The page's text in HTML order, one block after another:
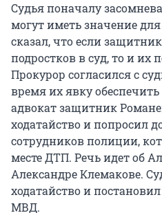
Судья поначалу
могут иметь значение
сказал, что если
подростков в суд, то и их
Прокурор согласился с
время их явку
адвокат защитник
ходатайство и попросил
сотрудников полиции,
месте ДТП. Речь идет об
Александре Клемакове.
ходатайство и
МВД.